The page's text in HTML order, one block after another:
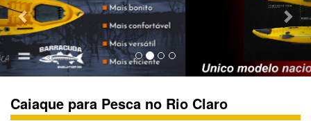
Caiaque para Pesca no Rio Claro